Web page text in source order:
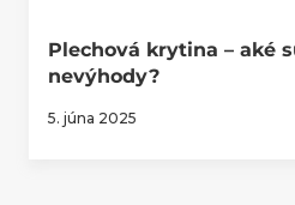
Plechová krytina – aké
nevýhody?
5. júna 2025